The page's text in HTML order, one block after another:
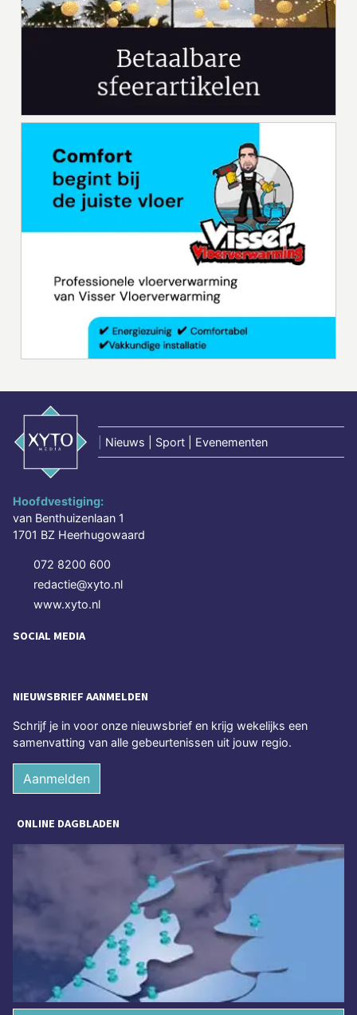
Nieuws | Sport | Evenementen
Hoofdvestiging:
van Benthuizenlaan 1
1701 BZ Heerhugowaard
072 8200 600
redactie@xyto.nl
www.xyto.nl
SOCIAL MEDIA
NIEUWSBRIEF AANMELDEN
Schrijf je in voor onze nieuwsbrief en krijg wekelijks een
samenvatting van alle gebeurtenissen uit jouw regio.
Aanmelden
ONLINE DAGBLADEN